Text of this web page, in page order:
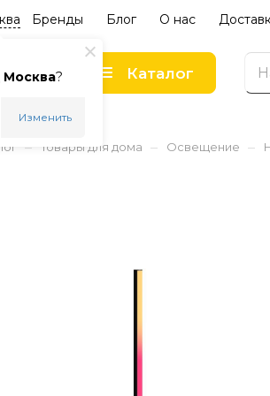
Москва?
Изменить
Бренды Блог О нас
Каталог
– Товары для дома – Освещение –